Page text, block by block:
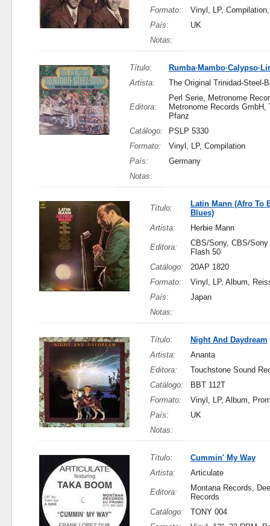
Formato:
Vinyl, LP,
País:
UK
Notas:
Título:
Artista:
The Original Trinidad-Steel-
Editora:
Perl Serie, Metronome
Metronome Records GmbH,
Pfanz
Catálogo:
PSLP 5330
Formato:
Vinyl, LP, Compilation
País:
Germany
Notas:
Título:
Latin Mann (Afro To
Blues)
Artista:
Herbie Mann
Editora:
CBS/Sony, CBS/
Flash 50
Catálogo:
20AP 1820
Formato:
Vinyl, LP, Album,
País:
Japan
Notas:
Título:
Night And Daydream
Artista:
Ananta
Editora:
Touchstone Sound
Catálogo:
BBT 112T
Formato:
Vinyl, LP, Album,
País:
UK
Notas:
Título:
Cummin' My Way
Artista:
Articulate
Editora:
Montana Records,
Records
Catálogo:
TONY 004